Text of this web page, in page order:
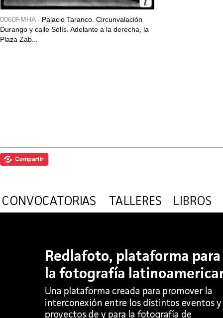
0060FMHA - Palacio Taranco. Circunvalación
Durango y calle Solís. Adelante a la derecha, la
Plaza Zab...